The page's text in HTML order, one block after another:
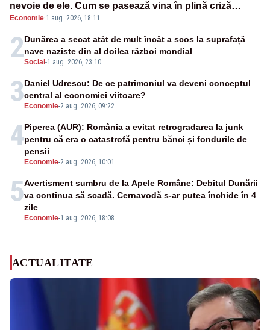
nevoie de ele. Cum se pasează vina în plină criză
energetică
Economie·1 aug. 2026, 18:11
2Social -1 aug. 2026, 23:10
Dunărea a secat atât de mult încât a scos la suprafață
nave naziste din al doilea război mondial
3 Economie-2 aug. 2026, 09:22
Daniel Udrescu: De ce patrimoniul va deveni conceptul
central al economiei viitoare?
4
Economie-2 aug. 2026, 10:01
Piperea (AUR): România a evitat retrogradarea la junk
pentru că era o catastrofă pentru bănci și fondurile de
pensii
5
Economie-1 aug. 2026, 18:08
Avertisment sumbru de la Apele Române: Debitul Dunării
va continua să scadă. Cernavodă s-ar putea închide în 4
zile
ACTUALITATE